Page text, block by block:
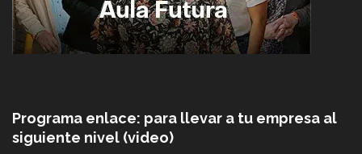
Programa enlace: para llevar a tu empresa al
siguiente nivel (video)